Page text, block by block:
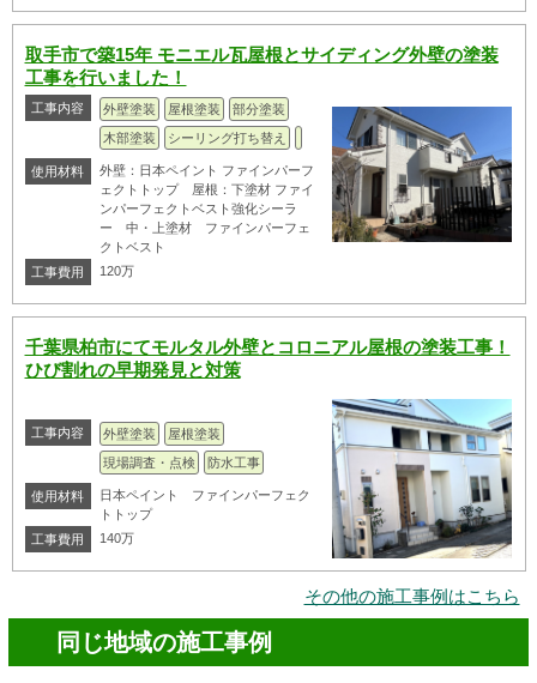
取手市で築15年 モニエル瓦屋根とサイディング外壁の塗装
工事を行いました！
工事内容 外壁塗装 屋根塗装
部分塗装
木部塗装
シーリング打ち替え
使用材料
外壁：日本ペイント ファインパーフ
ェクトトップ 屋根：下塗材 ファイ
ンパーフェクトベスト強化シーラ
ー 中・上塗材 ファインパーフェ
クトベスト
工事費用
120万
千葉県柏市にてモルタル外壁とコロニアル屋根の塗装工事！
ひび割れの早期発見と対策
工事内容 外壁塗装
屋根塗装
現場調査・点検
防水工事
使用材料
日本ペイント ファインパーフェク
トトップ
工事費用
140万
その他の施工事例はこちら
同じ地域の施工事例